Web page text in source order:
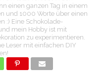
einen ganzen Tag in einem
und 1000 Worte über einen
:) Eine Schokolade-
mein Hobby ist mit
zu experimentieren.
Leser mit einfachen DIY